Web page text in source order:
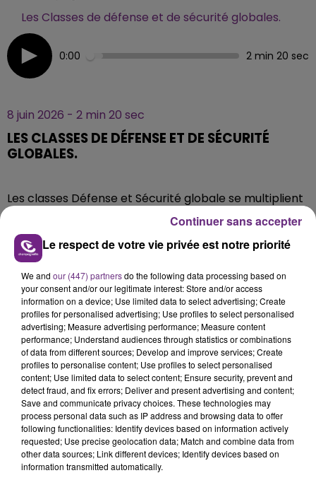
Les Classes de défense et de sécurité globales.
0:00 2 min 20 sec
8 juin 2026 - 2 min 20 sec
LES CLASSES DE DÉFENSE ET DE SÉCURITÉ
GLOBALES.
Les classes Défense et Sécurité globale se multiplient
dans notre région. L’objectif est de faire connaître aux
élèves les acteurs ainsi que les enjeux de la défense et
de la sécurité, mais aussi de développer le lien entre
l’Armée et la Nation. Déjà engagé avec le 40e
régiment d’artillerie de Suippes, le collège Pierre-
Souverville, à Pontfaverger-Moronvilliers, dans la
Marne, a également signé une convention avec le
Service départemental d’incendie et de secours
(SDIS).
TITRES DIFFUSÉS
Le respect de votre vie privée est notre priorité
We and our (447) partnersdo the following data processing based on
your consent and/or our legitimate interest: Store and/or access
information on a device; Use limited data to select advertising; Create
profiles for personalised advertising; Use profiles to select personalised
advertising; Measure advertising performance; Measure content
performance; Understand audiences through statistics or combinations
of data from different sources; Develop and improve services; Create
profiles to personalise content; Use profiles to select personalised
content; Use limited data to select content; Ensure security, prevent and
detect fraud, and fix errors; Deliver and present advertising and content;
Save and communicate privacy choices. These technologies may
process personal data such as IP address and browsing data to offer
following functionalities: Identify devices based on information actively
requested; Use precise geolocation data; Match and combine data from
other data sources; Link different devices; Identify devices based on
information transmitted automatically.
Continuer sans accepter